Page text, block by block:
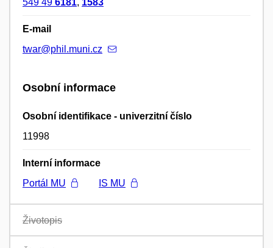
549 49 6181, 1583
E-mail
twar@phil.muni.cz
Osobní informace
Osobní identifikace - univerzitní číslo
11998
Interní informace
Portál MU
IS MU
Životopis